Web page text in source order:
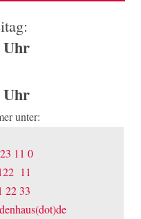
Uhr
Uhr
unter:
11 0
11
22 33